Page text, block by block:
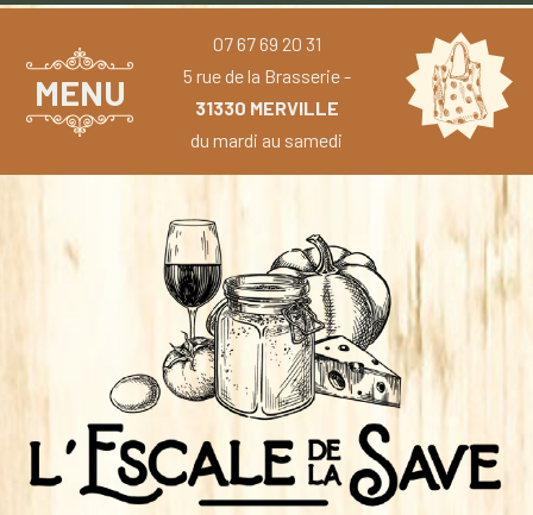
MENU
07 67 69 20 31
5 rue de la Brasserie -
31330 MERVILLE
du mardi au samedi